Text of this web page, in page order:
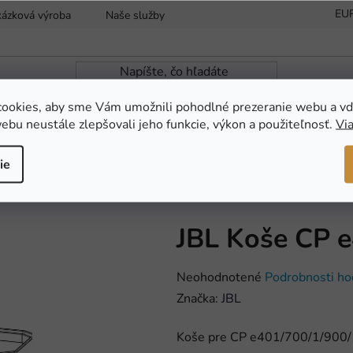
aby sme Vám umožnili pohodlné prezeranie webu a
neustále zlepšovali jeho funkcie, výkon a použiteľnosť.
výroba Naše služby Reklamácia a vrátenie tovaru
JBL Koše CP
Priemerné
hodnotenie
je
Neohodnotené Podrobnosti
Značka: JBL
Koše pre CP e401/700/1/